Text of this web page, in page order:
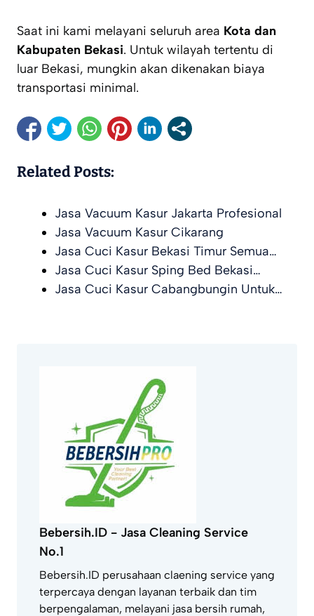
Saat ini kami melayani seluruh area Kota dan
Kabupaten Bekasi. Untuk wilayah tertentu di
luar Bekasi, mungkin akan dikenakan biaya
transportasi minimal.
Related Posts:
Jasa Vacuum Kasur Jakarta Profesional
Jasa Vacuum Kasur Cikarang
Jasa Cuci Kasur Bekasi Timur Semua…
Jasa Cuci Kasur Sping Bed Bekasi…
Jasa Cuci Kasur Cabangbungin Untuk…
Bebersih.ID - Jasa Cleaning Service
No.1
Bebersih.ID perusahaan claening service yang
terpercaya dengan layanan terbaik dan tim
berpengalaman, melayani jasa bersih rumah,